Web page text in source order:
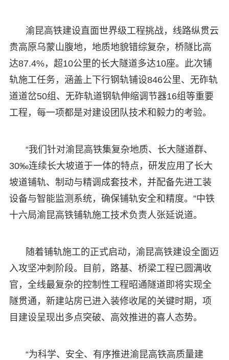
渝昆高铁建设直面世界级工程挑战，线路纵贯云
贵高原乌蒙山腹地，地质地貌错综复杂，桥隧比高
达87.4%，超10公里的长大隧道多达10座。此次铺
轨施工任务，涵盖上下行钢轨铺设846公里、无砟轨
道道岔50组、无砟轨道钢轨伸缩调节器16组等重要
工程，每一项都是对建设团队技术和毅力的考验。
“我们针对渝昆高铁集复杂地质、长大隧道群、
30‰连续长大坡道于一体的特点，研发应用了长大
坡道铺轨、制动与精调成套技术，并配备先进工装
设备与智能监测系统，确保铺轨安全和精度。”中铁
十六局渝昆高铁铺轨施工技术负责人张延说道。
随着铺轨施工的正式启动，渝昆高铁建设全面迈
入攻坚冲刺阶段。目前，路基、桥梁工程已圆满收
官，全线最复杂的控制性工程昭通隧道即将实现全
隧贯通，新建站房已进入装修收尾的关键时期，项
目建设呈现出多点突破、高效推进的喜人态势。
“为科学、安全、有序推进渝昆高铁高质量建